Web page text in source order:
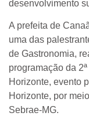
desenvolvimento
A prefeita de
uma das
de Gastronomia,
programação da
Horizonte, evento
Horizonte, por
Sebrae-MG.